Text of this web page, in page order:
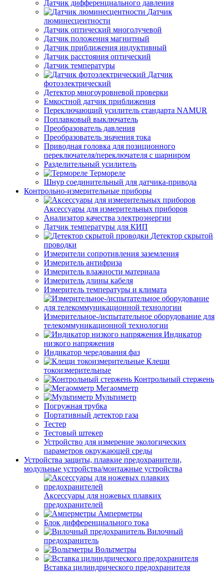
Датчик дифференциального давления
Датчик
люминесцентности
Датчик оптический многолучевой
Датчик положения магнитный
Датчик приближения индуктивный
Датчик расстояния оптический
Датчик температуры
Датчик
фотоэлектрический
Детектор многоуровневой проверки
Емкостной датчик приближения
Переключающий усилитель стандарта NAMUR
Поплавковый выключатель
Преобразователь давления
Преобразователь значения тока
Приводная головка для позиционного
переключателя/переключателя с шарниром
Разделительный усилитель
Термореле
Шнур соединительный для датчика-привода
Контрольно-измерительные приборы
Аксессуары для измерительных приборов
Анализатор качества электроэнергии
Датчик температуры для КИП
Детектор скрытой
проводки
Измерители сопротивления заземления
Измеритель антифриза
Измеритель влажности материала
Измеритель длины кабеля
Измеритель температуры и климата
Измерительное-/испытательное оборудование для
телекоммуникационной технологии
Индикатор
низкого напряжения
Индикатор чередования фаз
Клещи
токоизмерительные
Контрольный стержень
Мегаомметр
Мультиметр
Погружная трубка
Портативный детектор газа
Тестер
Тестовый штекер
Устройство для измерение экологических
параметров окружающей среды
Устройства защиты, плавкие предохранители,
модульные устройства/монтажные устройства
Аксессуары для ножевых плавких
предохранителей
Амперметры
Блок дифференциального тока
Вилочный
предохранитель
Вольтметры
Вставка цилиндрического предохранителя